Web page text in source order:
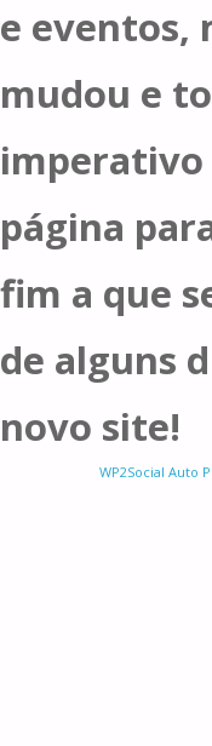
e eventos,
mudou e
página
fim a que
de alguns
novo site!
WP2Social Auto